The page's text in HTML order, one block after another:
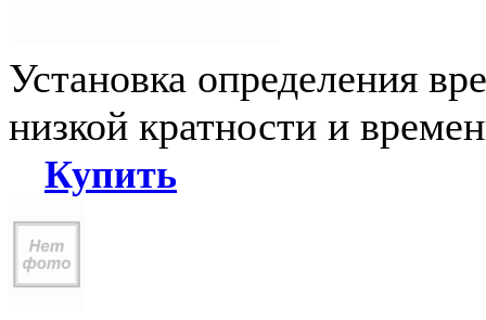
Установка определения
низкой кратности и
Купить